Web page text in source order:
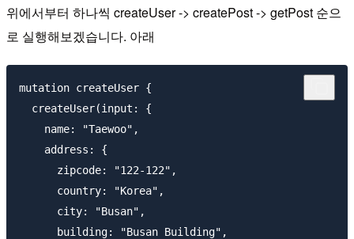
위에서부터 하나씩 createUser -> createPost -> getPost 순으
로 실행해보겠습니다. 아래
mutation createUser {
  createUser(input: {
    name: "Taewoo",
    address: {
      zipcode: "122-122",
      country: "Korea",
      city: "Busan",
      building: "Busan Building",